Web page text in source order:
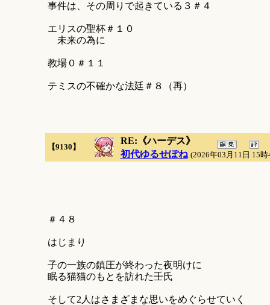
事件は、その周りで起きている３＃４
エリスの聖杯＃１０
未来の為に
教場０＃１１
テミスの不確かな法廷＃８（再）
【9130】
RE:《ハーデス》
初代ゆるせぽね (2026年03月11日 15時
＃４８
はじまり
子の一族の鎮圧が終わった夜明けに
眠る猫猫のもとを訪れた壬氏
そして2人はさまざまな思いをめぐらせていく